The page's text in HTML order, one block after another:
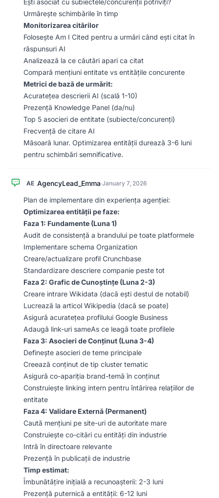
Ești asociat cu subiectele/concurenții potriviți?
Urmărește schimbările în timp
Monitorizarea citărilor
Folosește Am I Cited pentru a urmări când ești citat în
răspunsuri AI
Analizează la ce căutări apari ca citat
Compară mențiuni entitate vs entitățile concurente
Metrici de bază de urmărit:
Acuratețea descrierii AI (scală 1-10)
Prezență Knowledge Panel (da/nu)
Top 5 asocieri de entitate (subiecte/concurenți)
Frecvență de citare AI
Măsoară lunar. Optimizarea entității durează 3-6 luni
pentru schimbări semnificative.
AE AgencyLead_Emma·January 7, 2026
Plan de implementare din experiența agenției:
Optimizarea entității pe faze:
Faza 1: Fundamente (Luna 1)
Audit de consistență a brandului pe toate platformele
Implementare schema Organization
Creare/actualizare profil Crunchbase
Standardizare descriere companie peste tot
Faza 2: Grafic de Cunoștințe (Luna 2-3)
Creare intrare Wikidata (dacă ești destul de notabil)
Lucrează la articol Wikipedia (dacă se poate)
Asigură acuratețea profilului Google Business
Adaugă link-uri sameAs ce leagă toate profilele
Faza 3: Asocieri de Conținut (Luna 3-4)
Definește asocieri de teme principale
Creează conținut de tip cluster tematic
Asigură co-apariția brand-temă în conținut
Construiește linking intern pentru întărirea relațiilor de
entitate
Faza 4: Validare Externă (Permanent)
Caută mențiuni pe site-uri de autoritate mare
Construiește co-citări cu entități din industrie
Intră în directoare relevante
Prezență în publicații de industrie
Timp estimat:
Îmbunătățire inițială a recunoașterii: 2-3 luni
Prezență puternică a entității: 6-12 luni